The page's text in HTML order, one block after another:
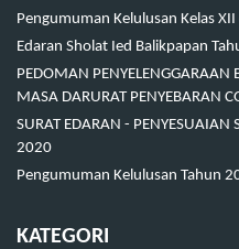
Pengumuman Kelulusan Kelas
Edaran Sholat Ied Balikpapan
PEDOMAN PENYELENGGARAAN
MASA DARURAT PENYEBARAN
SURAT EDARAN - PENYESUAIAN
2020
Pengumuman Kelulusan Tahun
KATEGORI